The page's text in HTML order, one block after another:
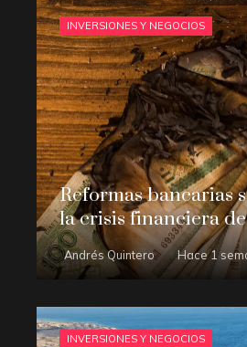
INVERSIONES Y NEGOCIOS
Reformas bancarias
la crisis financiera de
Andrés Quintero Hace 1
INVERSIONES Y NEGOCIOS